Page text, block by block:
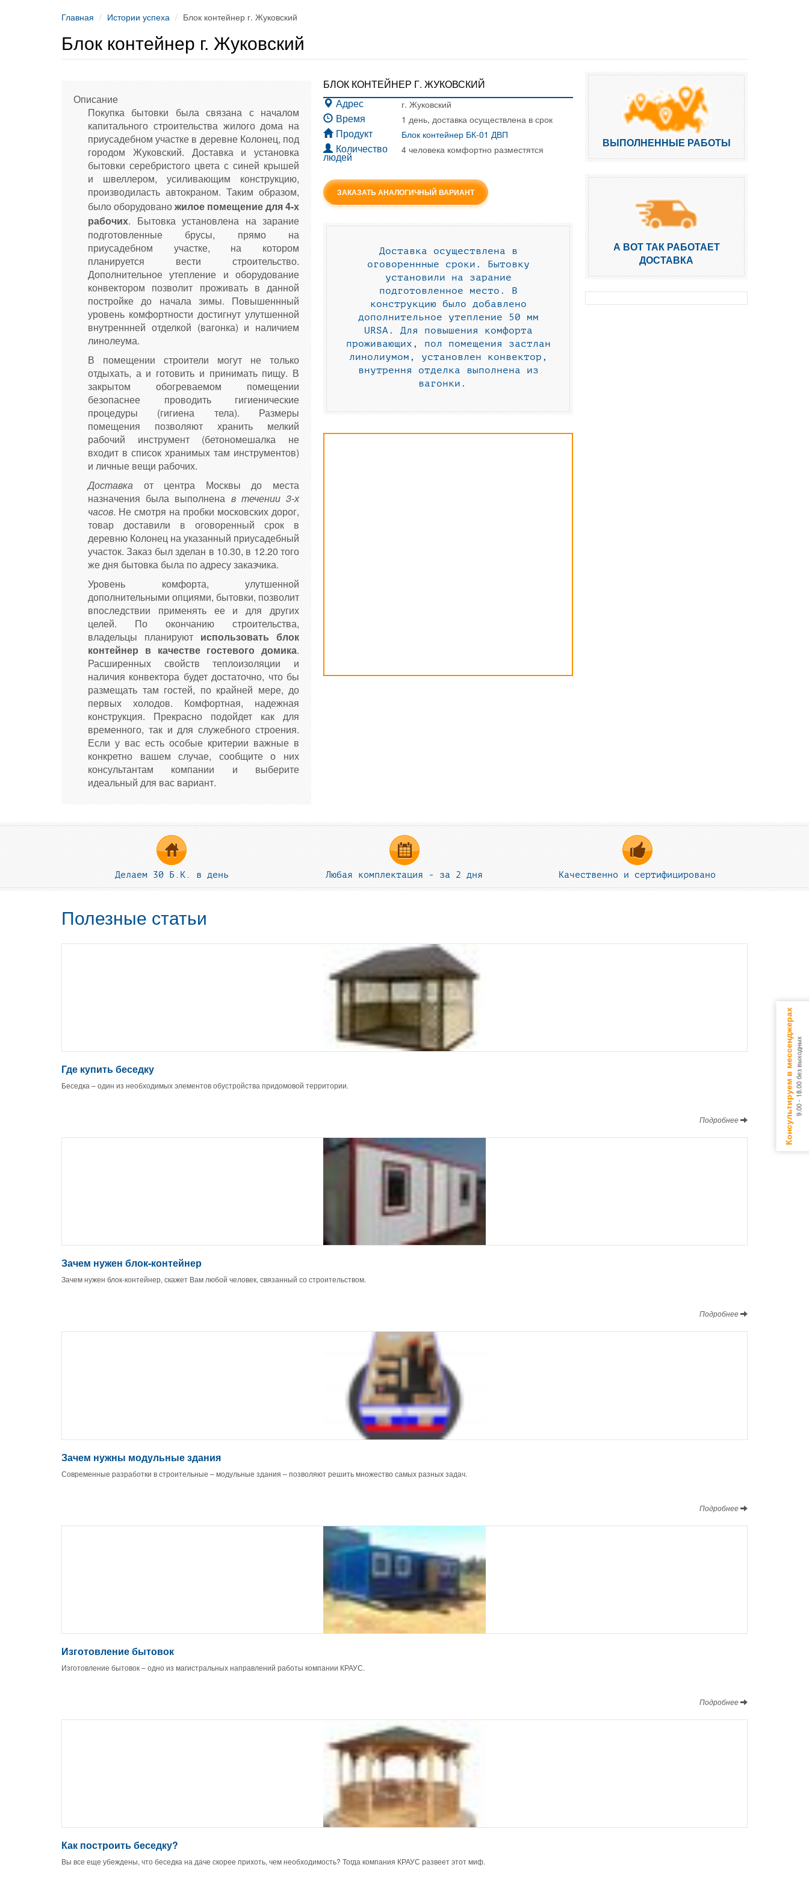
Консультируем в мессенджерах9.00 - 18.00 без выходных
Главная Истории успеха Блок контейнер г. Жуковский
Блок контейнер г. Жуковский
Описание
Покупка бытовки была связана с началом
капитального строительства жилого дома на
приусадебном участке в деревне Колонец, под
городом Жуковский. Доставка и установка
бытовки серебристого цвета с синей крышей
и швеллером, усиливающим конструкцию,
производиласть автокраном. Таким образом,
было оборудованожилое помещение для 4-х
рабочих. Бытовка установлена на зарание
подготовленные брусы, прямо на
приусадебном участке, на котором
планируется вести строительство.
Дополнительное утепление и оборудование
конвектором позволит проживать в данной
постройке до начала зимы. Повышеннный
уровень комфортности достигнут улутшенной
внутреннней отделкой (вагонка) и наличием
линолеума.
В помещении строители могут не только
отдыхать, а и готовить и принимать пищу. В
закрытом обогреваемом помещении
безопаснее проводить гигиенические
процедуры (гигиена тела). Размеры
помещения позволяют хранить мелкий
рабочий инструмент (бетономешалка не
входит в список хранимых там инструментов)
и личные вещи рабочих.
Доставка от центра Москвы до места
назначения была выполнена в течении 3-х
часов. Не смотря на пробки московских дорог,
товар доставили в оговоренный срок в
деревню Колонец на указанный приусадебный
участок. Заказ был зделан в 10.30, в 12.20 того
же дня бытовка была по адресу заказчика.
Уровень комфорта, улутшенной
дополнительными опциями, бытовки, позволит
впоследствии применять ее и для других
целей. По окончанию строительства,
владельцы планируют использовать блок
контейнер в качестве гостевого домика.
Расширенных свойств теплоизоляции и
наличия конвектора будет достаточно, что бы
размещать там гостей, по крайней мере, до
первых холодов. Комфортная, надежная
конструкция. Прекрасно подойдет как для
временного, так и для служебного строения.
Если у вас есть особые критерии важные в
конкретно вашем случае, сообщите о них
консультантам компании и выберите
идеальный для вас вариант.
БЛОК КОНТЕЙНЕР Г. ЖУКОВСКИЙ
Адрес г. Жуковский
Время 1 день, доставка осуществлена в срок
Продукт Блок контейнер БК-01 ДВП
Количество
людей
4 человека комфортно разместятся
ЗАКАЗАТЬ АНАЛОГИЧНЫЙ ВАРИАНТ
Доставка осуществлена в
оговореннные сроки. Бытовку
установили на зарание
подготовленное место. В
конструкцию было добавлено
дополнительное утепление 50 мм
URSA. Для повышения комфорта
проживающих, пол помещения застлан
линолиумом, установлен конвектор,
внутрення отделка выполнена из
вагонки .
ВЫПОЛНЕННЫЕ РАБОТЫ
А ВОТ ТАК РАБОТАЕТ
ДОСТАВКА
Делаем 30 Б.К. в день Любая комплектация - за 2 дня Качественно и сертифицировано
Полезные статьи
Где купить беседку
Беседка – один из необходимых элементов обустройства придомовой территории.
Подробнее
Зачем нужен блок-контейнер
Зачем нужен блок-контейнер, скажет Вам любой человек, связанный со строительством.
Подробнее
Зачем нужны модульные здания
Современные разработки в строительные – модульные здания – позволяют решить множество самых разных задач.
Подробнее
Изготовление бытовок
Изготовление бытовок – одно из магистральных направлений работы компании КРАУС.
Подробнее
Как построить беседку?
Вы все еще убеждены, что беседка на даче скорее прихоть, чем необходимость? Тогда компания КРАУС развеет этот миф.